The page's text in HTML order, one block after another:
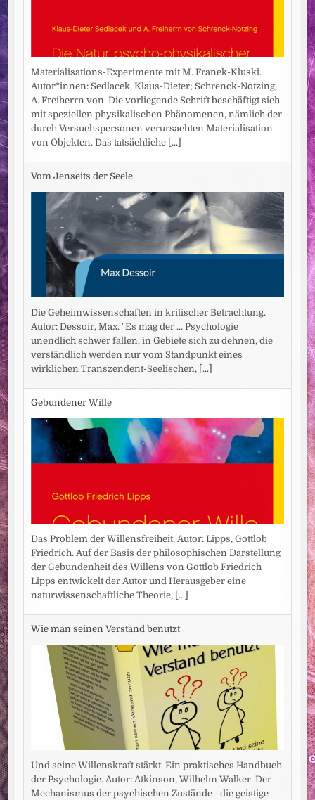
Materialisations-Experimente mit M. Franek-Kluski.
Autor*innen: Sedlacek, Klaus-Dieter; Schrenck-Notzing,
A. Freiherrn von. Die vorliegende Schrift beschäftigt sich
mit speziellen physikalischen Phänomenen, nämlich der
durch Versuchspersonen verursachten Materialisation
von Objekten. Das tatsächliche [...]
Vom Jenseits der Seele
Die Geheimwissenschaften in kritischer Betrachtung.
Autor: Dessoir, Max. "Es mag der ... Psychologie
unendlich schwer fallen, in Gebiete sich zu dehnen, die
verständlich werden nur vom Standpunkt eines
wirklichen Transzendent-Seelischen, [...]
Gebundener Wille
Das Problem der Willensfreiheit. Autor: Lipps, Gottlob
Friedrich. Auf der Basis der philosophischen Darstellung
der Gebundenheit des Willens von Gottlob Friedrich
Lipps entwickelt der Autor und Herausgeber eine
naturwissenschaftliche Theorie, [...]
Wie man seinen Verstand benutzt
Und seine Willenskraft stärkt. Ein praktisches Handbuch
der Psychologie. Autor: Atkinson, Wilhelm Walker. Der
Mechanismus der psychischen Zustände - die geistige